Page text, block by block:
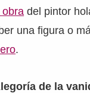
obra del pintor
una figura o
.
de la